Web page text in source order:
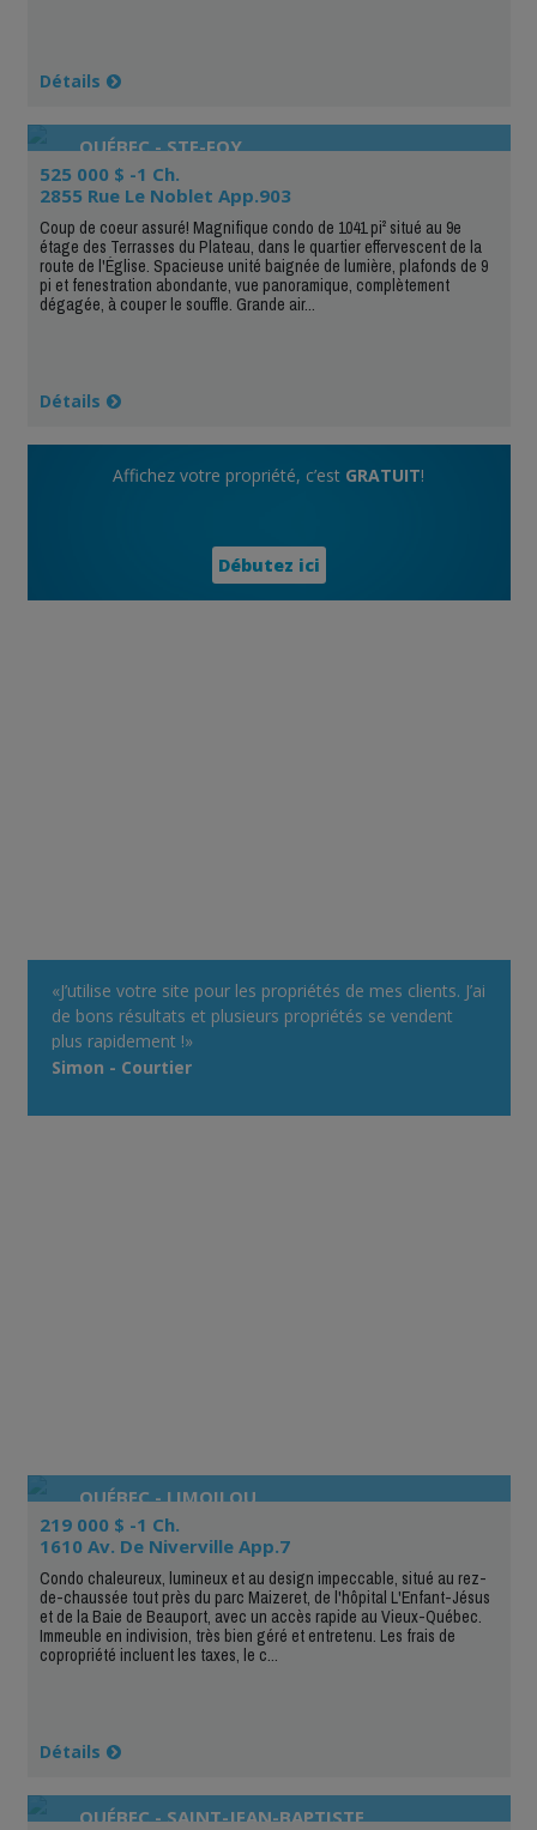
Détails
QUÉBEC - STE-FOY
525 000 $ -1 Ch.
2855 Rue Le Noblet App.903
Coup de coeur assuré! Magnifique condo de 1041 pi² situé au 9e
étage des Terrasses du Plateau, dans le quartier effervescent de la
route de l'Église. Spacieuse unité baignée de lumière, plafonds de 9
pi et fenestration abondante, vue panoramique, complètement
dégagée, à couper le souffle. Grande air...
Détails
Affichez votre propriété, c’est GRATUIT!
Débutez ici
«J’utilise votre site pour les propriétés de mes clients. J’ai
de bons résultats et plusieurs propriétés se vendent
plus rapidement !»
Simon - Courtier
QUÉBEC - LIMOILOU
219 000 $ -1 Ch.
1610 Av. De Niverville App.7
Condo chaleureux, lumineux et au design impeccable, situé au rez-
de-chaussée tout près du parc Maizeret, de l'hôpital L'Enfant-Jésus
et de la Baie de Beauport, avec un accès rapide au Vieux-Québec.
Immeuble en indivision, très bien géré et entretenu. Les frais de
copropriété incluent les taxes, le c...
Détails
QUÉBEC - SAINT-JEAN-BAPTISTE